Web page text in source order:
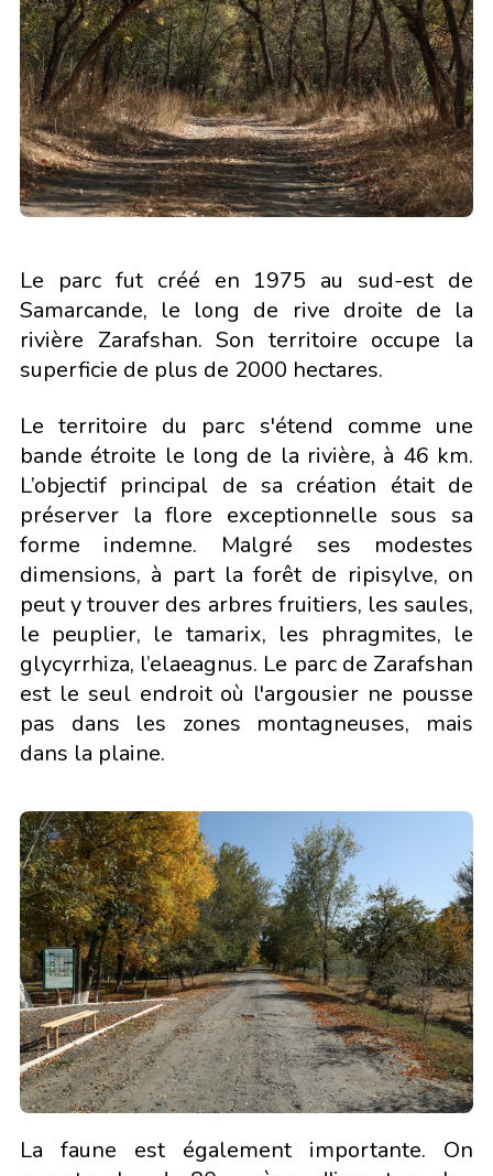
Le parc fut créé en 1975 au sud-est de
Samarcande, le long de rive droite de la
rivière Zarafshan. Son territoire occupe la
superficie de plus de 2000 hectares.
Le territoire du parc s'étend comme une
bande étroite le long de la rivière, à 46 km.
L’objectif principal de sa création était de
préserver la flore exceptionnelle sous sa
forme indemne. Malgré ses modestes
dimensions, à part la forêt de ripisylve, on
peut y trouver des arbres fruitiers, les saules,
le peuplier, le tamarix, les phragmites, le
glycyrrhiza, l’elaeagnus. Le parc de Zarafshan
est le seul endroit où l'argousier ne pousse
pas dans les zones montagneuses, mais
dans la plaine.
La faune est également importante. On